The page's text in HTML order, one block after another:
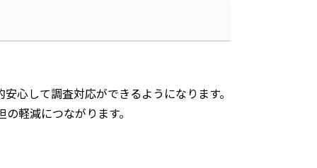
心して調査対応ができるようになります。
軽減につながります。